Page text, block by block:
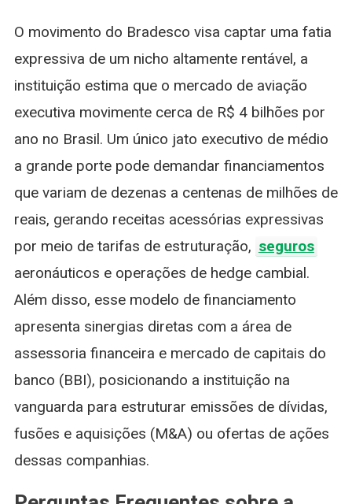
O movimento do Bradesco visa captar uma fatia
expressiva de um nicho altamente rentável, a
instituição estima que o mercado de aviação
executiva movimente cerca de R$ 4 bilhões por
ano no Brasil. Um único jato executivo de médio
a grande porte pode demandar financiamentos
que variam de dezenas a centenas de milhões de
reais, gerando receitas acessórias expressivas
por meio de tarifas de estruturação, seguros
aeronáuticos e operações de hedge cambial.
Além disso, esse modelo de financiamento
apresenta sinergias diretas com a área de
assessoria financeira e mercado de capitais do
banco (BBI), posicionando a instituição na
vanguarda para estruturar emissões de dívidas,
fusões e aquisições (M&A) ou ofertas de ações
dessas companhias.